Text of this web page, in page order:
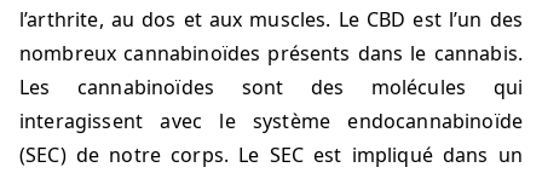
l’arthrite, au dos et aux muscles. Le CBD est l’un des
nombreux cannabinoïdes présents dans le cannabis.
Les cannabinoïdes sont des molécules qui
interagissent avec le système endocannabinoïde
(SEC) de notre corps. Le SEC est impliqué dans un